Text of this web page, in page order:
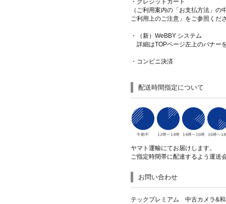
・クレジットカード
（ご利用案内の「お支払方法」の
ご利用上のご注意」をご参照くだ
・（新）WeBBY システム
詳細はTOPページ左上のバナ
・コンビニ決済
配送時間指定について
ヤマト運輸にてお届けします。
ご指定時間帯に配達するよう運送
お問い合わせ
テックプレミアム 中古カメラ&